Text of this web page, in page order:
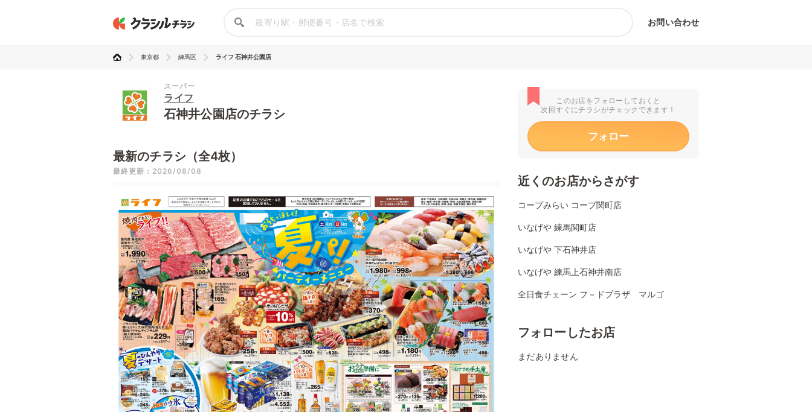
お問い合わせ
東京都 練馬区 ライフ 石神井公園店
スーパー
ライフ
石神井公園店のチラシ
最新のチラシ（全4枚）
最終更新：2026/08/08
このお店をフォローしておくと
次回すぐにチラシがチェックできます！
フォロー
近くのお店からさがす
コープみらい コープ関町店
いなげや 練馬関町店
いなげや 下石神井店
いなげや 練馬上石神井南店
全日食チェーン フ－ドプラザ マルゴ
フォローしたお店
まだありません